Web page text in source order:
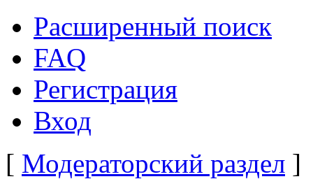
Расширенный поиск
FAQ
Регистрация
Вход
[ Модераторский раздел ]